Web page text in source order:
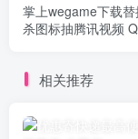
掌上wegame下载
杀图标抽腾讯视频
相关推荐